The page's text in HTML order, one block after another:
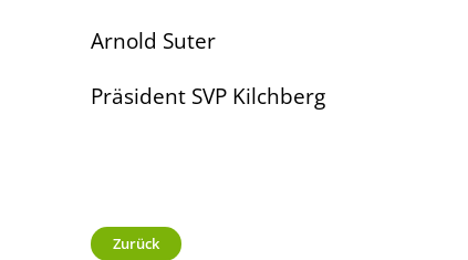
Arnold Suter
Präsident SVP Kilchberg
Zurück